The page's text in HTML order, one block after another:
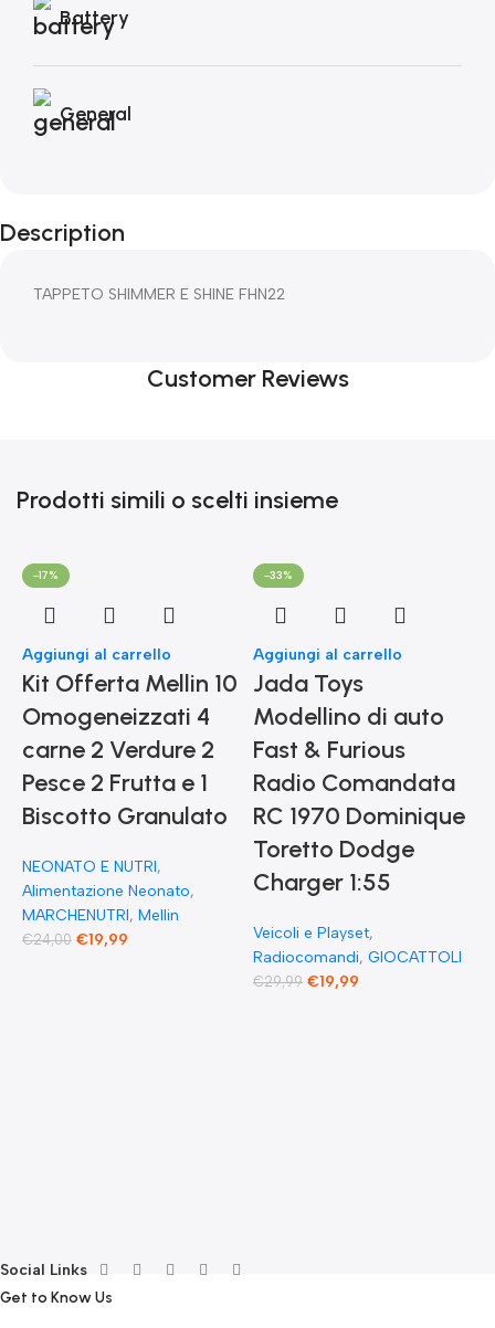
Battery
General
Description
TAPPETO SHIMMER E SHINE FHN22
Customer Reviews
Prodotti simili o scelti insieme
-17%
Aggiungi al carrello
Kit Offerta Mellin 10
Omogeneizzati 4
carne 2 Verdure 2
Pesce 2 Frutta e 1
Biscotto Granulato
NEONATO E NUTRI,
Alimentazione Neonato,
MARCHENUTRI, Mellin
€24,00 €19,99
-33%
Aggiungi al carrello
Jada Toys
Modellino di auto
Fast & Furious
Radio Comandata
RC 1970 Dominique
Toretto Dodge
Charger 1:55
Veicoli e Playset,
Radiocomandi, GIOCATTOLI
€29,99 €19,99
Social Links
Get to Know Us